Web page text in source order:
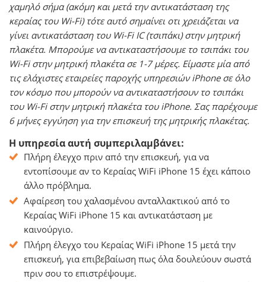
χαμηλό σήμα (ακόμη και μετά την αντικατάσταση της
κεραίας του Wi-Fi) τότε αυτό σημαίνει οτι χρειάζεται να
γίνει αντικατάσταση του Wi-Fi IC (τσιπάκι) στην μητρική
πλακέτα. Μπορούμε να αντικαταστήσουμε το τσιπάκι του
Wi-Fi στην μητρική πλακέτα σε 1-7 μέρες. Είμαστε μία από
τις ελάχιστες εταιρείες παροχής υπηρεσιών iPhone σε όλο
τον κόσμο που μπορούν να αντικαταστήσουν το τσιπάκι
του Wi-Fi στην μητρική πλακέτα του iPhone. Σας παρέχουμε
6 μήνες εγγύηση για την επισκευή της μητρικής πλακέτας.
Η υπηρεσία αυτή συμπεριλαμβάνει:
Πλήρη έλεγχο πριν από την επισκευή, για να
εντοπίσουμε αν το Κεραίας WiFi iPhone 15 έχει κάποιο
άλλο πρόβλημα.
Αφαίρεση του χαλασμένου ανταλλακτικού από το
Κεραίας WiFi iPhone 15 και αντικατάσταση με
καινούργιο.
Πλήρη έλεγχο του Κεραίας WiFi iPhone 15 μετά την
επισκευή, για επιβεβαίωση πως όλα δουλεύουν σωστά
πριν σου το επιστρέψουμε.